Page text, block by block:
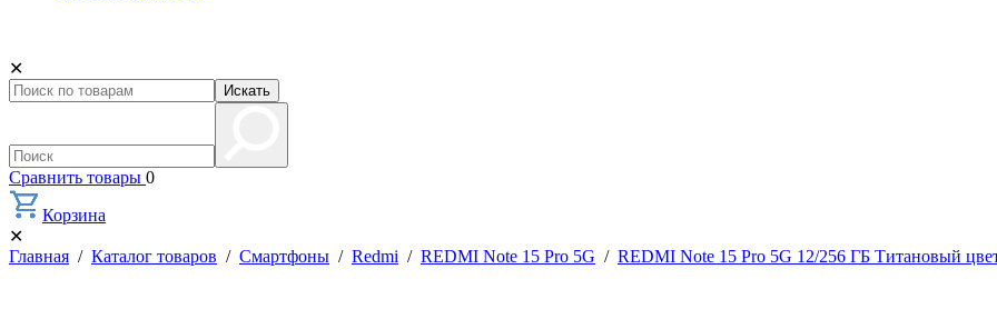
✕
Искать
Сравнить товары 0
Корзина
✕
Главная / Каталог товаров / Смартфоны / Redmi / REDMI Note 15 Pro 5G / REDMI Note 15 Pro 5G 12/256 ГБ Титановый